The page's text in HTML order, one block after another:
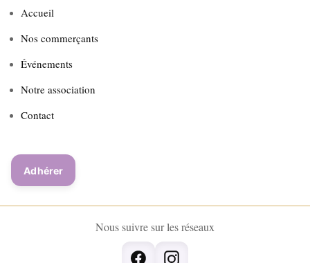
Accueil
Nos commerçants
Événements
Notre association
Contact
Adhérer
Nous suivre sur les réseaux